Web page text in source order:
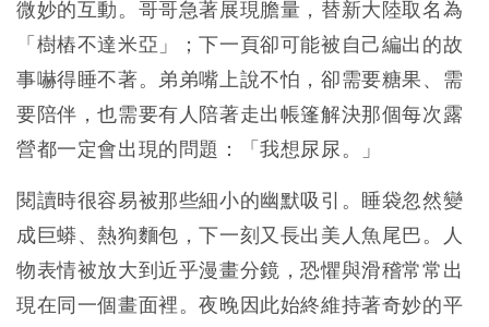
微妙的互動。哥哥急著展現膽量，替新大陸取名為
「樹樁不達米亞」；下一頁卻可能被自己編出的故
事嚇得睡不著。弟弟嘴上說不怕，卻需要糖果、需
要陪伴，也需要有人陪著走出帳篷解決那個每次露
營都一定會出現的問題：「我想尿尿。」
閱讀時很容易被那些細小的幽默吸引。睡袋忽然變
成巨蟒、熱狗麵包，下一刻又長出美人魚尾巴。人
物表情被放大到近乎漫畫分鏡，恐懼與滑稽常常出
現在同一個畫面裡。夜晚因此始終維持著奇妙的平